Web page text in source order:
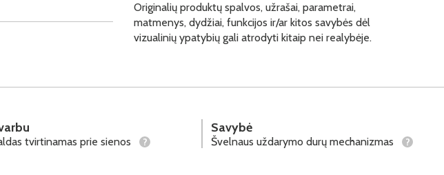
Originalių produktų spalvos, užrašai, parametrai,
matmenys, dydžiai, funkcijos ir/ar kitos savybės dėl
vizualinių ypatybių gali atrodyti kitaip nei realybėje.
tvirtinamas prie sienos ?
Savybė
Švelnaus uždarymo durų mechanizmas ?